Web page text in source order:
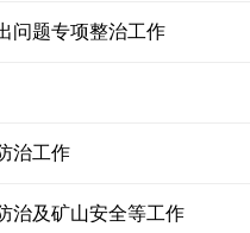
问题专项整治工作
治工作
治及矿山安全等工作